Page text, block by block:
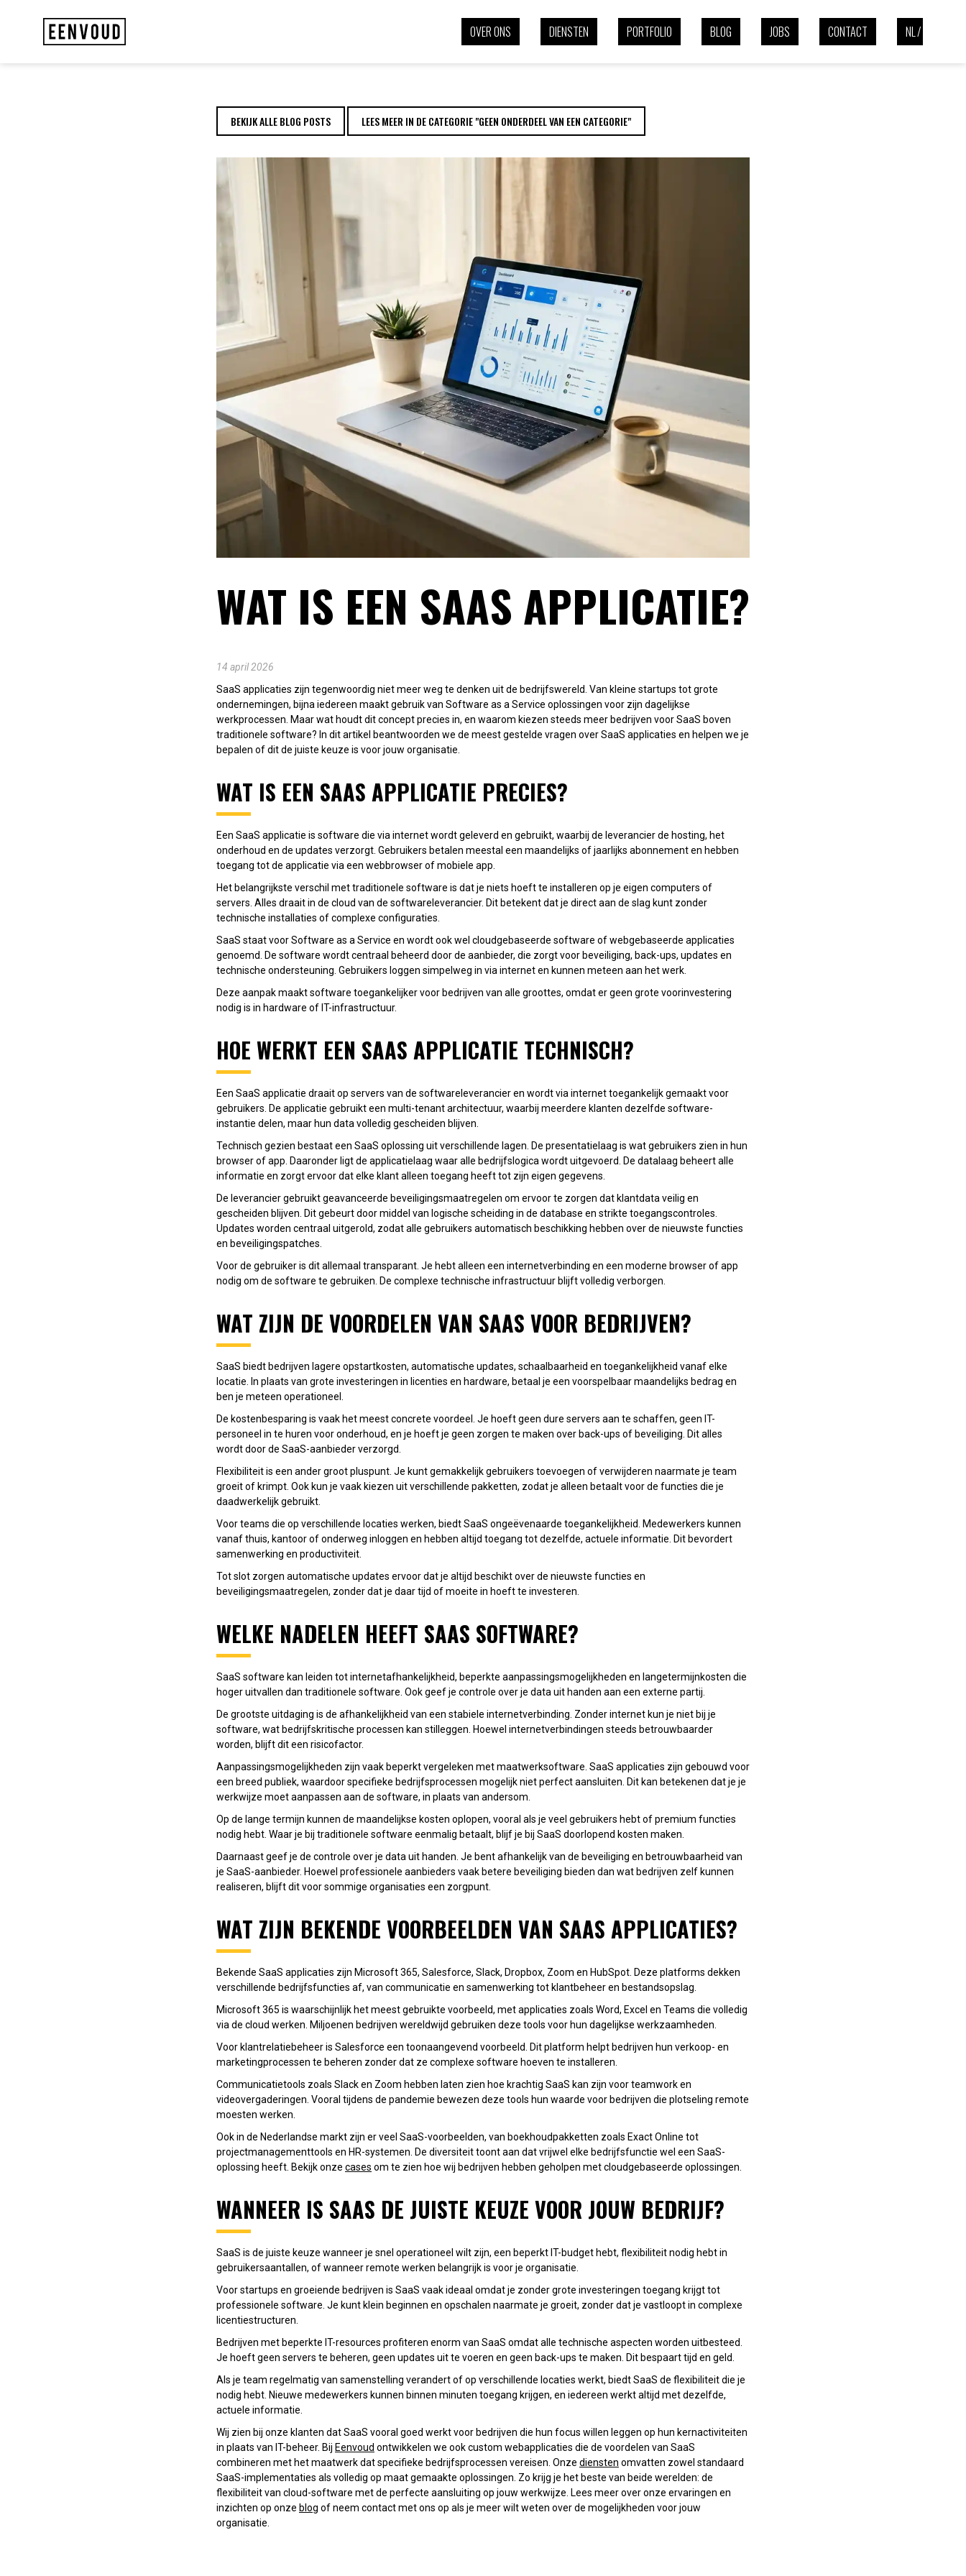
WAT IS EEN SAAS APPLICATIE? | EENVOUD
OVER ONS DIENSTEN PORTFOLIO BLOG JOBS CONTACT NL
BEKIJK ALLE BLOG POSTS LEES MEER IN DE CATEGORIE "GEEN ONDERDEEL VAN EEN CATEGORIE"
WAT IS EEN SAAS APPLICATIE?
14 april 2026
SaaS applicaties zijn tegenwoordig niet meer weg te denken uit de bedrijfswereld. Van kleine startups tot grote
ondernemingen, bijna iedereen maakt gebruik van Software as a Service oplossingen voor zijn dagelijkse
werkprocessen. Maar wat houdt dit concept precies in, en waarom kiezen steeds meer bedrijven voor SaaS boven
traditionele software? In dit artikel beantwoorden we de meest gestelde vragen over SaaS applicaties en helpen we je
bepalen of dit de juiste keuze is voor jouw organisatie.
WAT IS EEN SAAS APPLICATIE PRECIES?
Een SaaS applicatie is software die via internet wordt geleverd en gebruikt, waarbij de leverancier de hosting, het
onderhoud en de updates verzorgt. Gebruikers betalen meestal een maandelijks of jaarlijks abonnement en hebben
toegang tot de applicatie via een webbrowser of mobiele app.
Het belangrijkste verschil met traditionele software is dat je niets hoeft te installeren op je eigen computers of
servers. Alles draait in de cloud van de softwareleverancier. Dit betekent dat je direct aan de slag kunt zonder
technische installaties of complexe configuraties.
SaaS staat voor Software as a Service en wordt ook wel cloudgebaseerde software of webgebaseerde applicaties
genoemd. De software wordt centraal beheerd door de aanbieder, die zorgt voor beveiliging, back-ups, updates en
technische ondersteuning. Gebruikers loggen simpelweg in via internet en kunnen meteen aan het werk.
Deze aanpak maakt software toegankelijker voor bedrijven van alle groottes, omdat er geen grote voorinvestering
nodig is in hardware of IT-infrastructuur.
HOE WERKT EEN SAAS APPLICATIE TECHNISCH?
Een SaaS applicatie draait op servers van de softwareleverancier en wordt via internet toegankelijk gemaakt voor
gebruikers. De applicatie gebruikt een multi-tenant architectuur, waarbij meerdere klanten dezelfde software-
instantie delen, maar hun data volledig gescheiden blijven.
Technisch gezien bestaat een SaaS oplossing uit verschillende lagen. De presentatielaag is wat gebruikers zien in hun
browser of app. Daaronder ligt de applicatielaag waar alle bedrijfslogica wordt uitgevoerd. De datalaag beheert alle
informatie en zorgt ervoor dat elke klant alleen toegang heeft tot zijn eigen gegevens.
De leverancier gebruikt geavanceerde beveiligingsmaatregelen om ervoor te zorgen dat klantdata veilig en
gescheiden blijven. Dit gebeurt door middel van logische scheiding in de database en strikte toegangscontroles.
Updates worden centraal uitgerold, zodat alle gebruikers automatisch beschikking hebben over de nieuwste functies
en beveiligingspatches.
Voor de gebruiker is dit allemaal transparant. Je hebt alleen een internetverbinding en een moderne browser of app
nodig om de software te gebruiken. De complexe technische infrastructuur blijft volledig verborgen.
WAT ZIJN DE VOORDELEN VAN SAAS VOOR BEDRIJVEN?
SaaS biedt bedrijven lagere opstartkosten, automatische updates, schaalbaarheid en toegankelijkheid vanaf elke
locatie. In plaats van grote investeringen in licenties en hardware, betaal je een voorspelbaar maandelijks bedrag en
ben je meteen operationeel.
De kostenbesparing is vaak het meest concrete voordeel. Je hoeft geen dure servers aan te schaffen, geen IT-
personeel in te huren voor onderhoud, en je hoeft je geen zorgen te maken over back-ups of beveiliging. Dit alles
wordt door de SaaS-aanbieder verzorgd.
Flexibiliteit is een ander groot pluspunt. Je kunt gemakkelijk gebruikers toevoegen of verwijderen naarmate je team
groeit of krimpt. Ook kun je vaak kiezen uit verschillende pakketten, zodat je alleen betaalt voor de functies die je
daadwerkelijk gebruikt.
Voor teams die op verschillende locaties werken, biedt SaaS ongeëvenaarde toegankelijkheid. Medewerkers kunnen
vanaf thuis, kantoor of onderweg inloggen en hebben altijd toegang tot dezelfde, actuele informatie. Dit bevordert
samenwerking en productiviteit.
Tot slot zorgen automatische updates ervoor dat je altijd beschikt over de nieuwste functies en
beveiligingsmaatregelen, zonder dat je daar tijd of moeite in hoeft te investeren.
WELKE NADELEN HEEFT SAAS SOFTWARE?
SaaS software kan leiden tot internetafhankelijkheid, beperkte aanpassingsmogelijkheden en langetermijnkosten die
hoger uitvallen dan traditionele software. Ook geef je controle over je data uit handen aan een externe partij.
De grootste uitdaging is de afhankelijkheid van een stabiele internetverbinding. Zonder internet kun je niet bij je
software, wat bedrijfskritische processen kan stilleggen. Hoewel internetverbindingen steeds betrouwbaarder
worden, blijft dit een risicofactor.
Aanpassingsmogelijkheden zijn vaak beperkt vergeleken met maatwerksoftware. SaaS applicaties zijn gebouwd voor
een breed publiek, waardoor specifieke bedrijfsprocessen mogelijk niet perfect aansluiten. Dit kan betekenen dat je je
werkwijze moet aanpassen aan de software, in plaats van andersom.
Op de lange termijn kunnen de maandelijkse kosten oplopen, vooral als je veel gebruikers hebt of premium functies
nodig hebt. Waar je bij traditionele software eenmalig betaalt, blijf je bij SaaS doorlopend kosten maken.
Daarnaast geef je de controle over je data uit handen. Je bent afhankelijk van de beveiliging en betrouwbaarheid van
je SaaS-aanbieder. Hoewel professionele aanbieders vaak betere beveiliging bieden dan wat bedrijven zelf kunnen
realiseren, blijft dit voor sommige organisaties een zorgpunt.
WAT ZIJN BEKENDE VOORBEELDEN VAN SAAS APPLICATIES?
Bekende SaaS applicaties zijn Microsoft 365, Salesforce, Slack, Dropbox, Zoom en HubSpot. Deze platforms dekken
verschillende bedrijfsfuncties af, van communicatie en samenwerking tot klantbeheer en bestandsopslag.
Microsoft 365 is waarschijnlijk het meest gebruikte voorbeeld, met applicaties zoals Word, Excel en Teams die volledig
via de cloud werken. Miljoenen bedrijven wereldwijd gebruiken deze tools voor hun dagelijkse werkzaamheden.
Voor klantrelatiebeheer is Salesforce een toonaangevend voorbeeld. Dit platform helpt bedrijven hun verkoop- en
marketingprocessen te beheren zonder dat ze complexe software hoeven te installeren.
Communicatietools zoals Slack en Zoom hebben laten zien hoe krachtig SaaS kan zijn voor teamwork en
videovergaderingen. Vooral tijdens de pandemie bewezen deze tools hun waarde voor bedrijven die plotseling remote
moesten werken.
Ook in de Nederlandse markt zijn er veel SaaS-voorbeelden, van boekhoudpakketten zoals Exact Online tot
projectmanagementtools en HR-systemen. De diversiteit toont aan dat vrijwel elke bedrijfsfunctie wel een SaaS-
oplossing heeft. Bekijk onze cases om te zien hoe wij bedrijven hebben geholpen met cloudgebaseerde oplossingen.
WANNEER IS SAAS DE JUISTE KEUZE VOOR JOUW BEDRIJF?
SaaS is de juiste keuze wanneer je snel operationeel wilt zijn, een beperkt IT-budget hebt, flexibiliteit nodig hebt in
gebruikersaantallen, of wanneer remote werken belangrijk is voor je organisatie.
Voor startups en groeiende bedrijven is SaaS vaak ideaal omdat je zonder grote investeringen toegang krijgt tot
professionele software. Je kunt klein beginnen en opschalen naarmate je groeit, zonder dat je vastloopt in complexe
licentiestructuren.
Bedrijven met beperkte IT-resources profiteren enorm van SaaS omdat alle technische aspecten worden uitbesteed.
Je hoeft geen servers te beheren, geen updates uit te voeren en geen back-ups te maken. Dit bespaart tijd en geld.
Als je team regelmatig van samenstelling verandert of op verschillende locaties werkt, biedt SaaS de flexibiliteit die je
nodig hebt. Nieuwe medewerkers kunnen binnen minuten toegang krijgen, en iedereen werkt altijd met dezelfde,
actuele informatie.
Wij zien bij onze klanten dat SaaS vooral goed werkt voor bedrijven die hun focus willen leggen op hun kernactiviteiten
in plaats van IT-beheer. Bij Eenvoud ontwikkelen we ook custom webapplicaties die de voordelen van SaaS
combineren met het maatwerk dat specifieke bedrijfsprocessen vereisen. Onze diensten omvatten zowel standaard
SaaS-implementaties als volledig op maat gemaakte oplossingen. Zo krijg je het beste van beide werelden: de
flexibiliteit van cloud-software met de perfecte aansluiting op jouw werkwijze. Lees meer over onze ervaringen en
inzichten op onze blog of neem contact met ons op als je meer wilt weten over de mogelijkheden voor jouw
organisatie.